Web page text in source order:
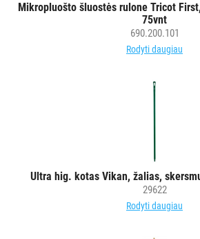
Mikropluošto šluostės rulone Tricot
75vnt
690.200.101
Rodyti daugiau
Ultra hig. kotas Vikan, žalias,
29622
Rodyti daugiau